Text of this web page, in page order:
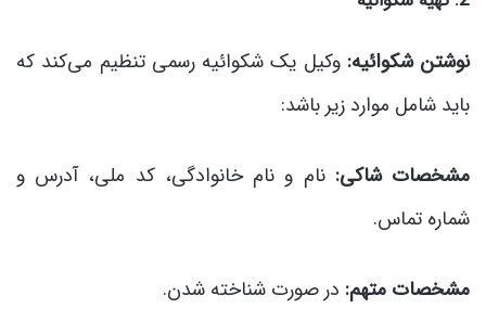
نوشتن شکوائیه: وکیل یک شکوائیه رسمی تنظیم می‌کند که
باید شامل موارد زیر باشد:
مشخصات شاکی: نام و نام خانوادگی، کد ملی، آدرس و
شماره تماس.
مشخصات متهم: در صورت شناخته شدن.